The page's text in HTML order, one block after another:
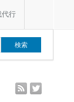
代行
rss